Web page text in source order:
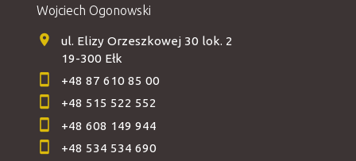
Wojciech Ogonowski
ul. Elizy Orzeszkowej 30 lok. 2
19-300 Ełk
+48 87 610 85 00
+48 515 522 552
+48 608 149 944
+48 534 534 690